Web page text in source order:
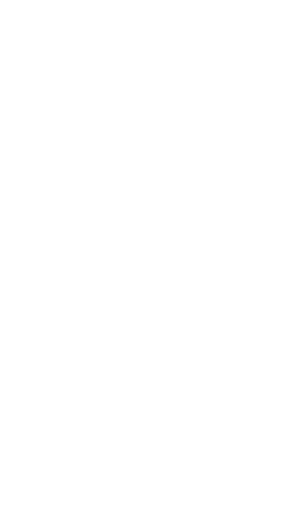
屏幕背后的始作俑者。随着调查深
开始了舞蹈生涯。朱音为了支撑家
母享受的中产生活、哥哥向往的名校前途